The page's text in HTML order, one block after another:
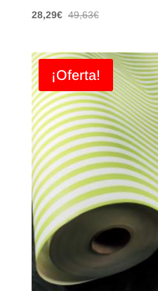
28,29€ 49,63€
¡Oferta!